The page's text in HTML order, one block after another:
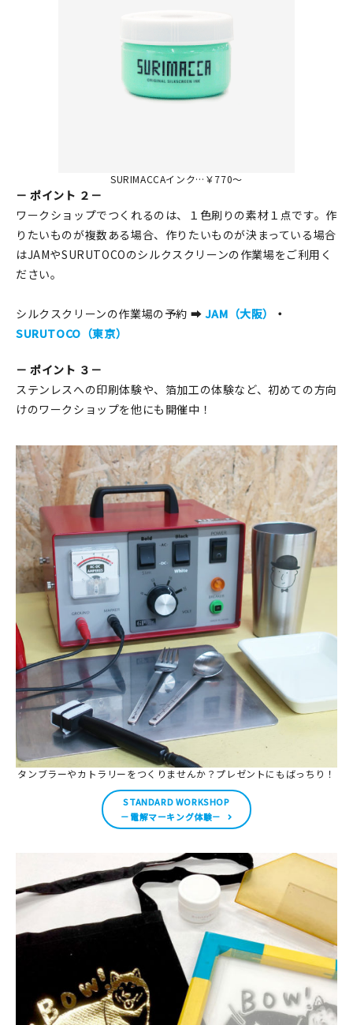
SURIMACCAインク…￥770～
－ ポイント ２－
ワークショップでつくれるのは、１色刷りの素材１点です。作
りたいものが複数ある場合、作りたいものが決まっている場合
はJAMやSURUTOCOのシルクスクリーンの作業場をご利用く
ださい。
シルクスクリーンの作業場の予約 ➡ JAM（大阪）
・
SURUTOCO（東京）
－ ポイント ３－
ステンレスへの印刷体験や、箔加工の体験など、初めての方向
けのワークショップを他にも開催中！
タンブラーやカトラリーをつくりませんか？プレゼントにもばっちり！
STANDARD WORKSHOP
－電解マーキング体験－